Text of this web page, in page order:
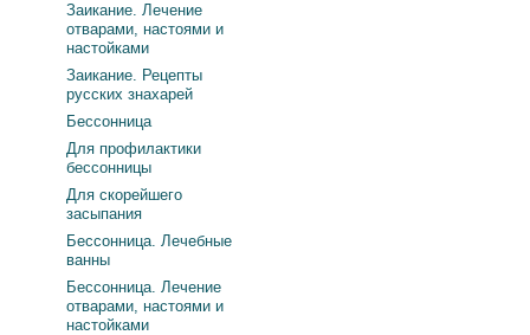
Заикание. Лечение
отварами, настоями и
настойками
Заикание. Рецепты
русских знахарей
Бессонница
Для профилактики
бессонницы
Для скорейшего
засыпания
Бессонница. Лечебные
ванны
Бессонница. Лечение
отварами, настоями и
настойками